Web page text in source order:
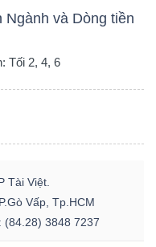
Ngành và Dòng tiền
Tối 2, 4, 6
Tài Việt.
Vấp, Tp.HCM
(84.28) 3848 7237